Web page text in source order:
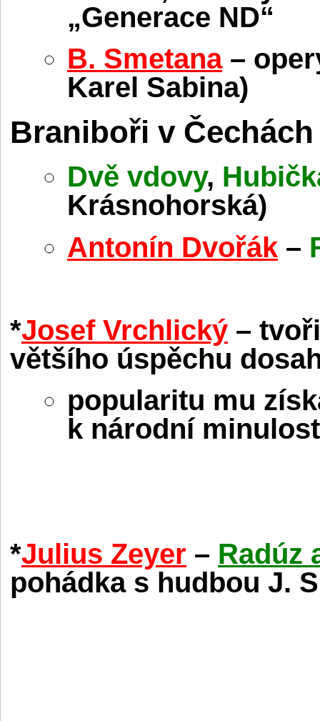
„Generace ND“
B. Smetana–
Karel Sabina)
Braniboři v Čechách
Dvě vdovy,
Krásnohorská)
Antonín Dvořák –
*Josef Vrchlický –
většího úspěchu
popularitu mu
k národní
*Julius Zeyer – Radúz
pohádka s hudbou J.